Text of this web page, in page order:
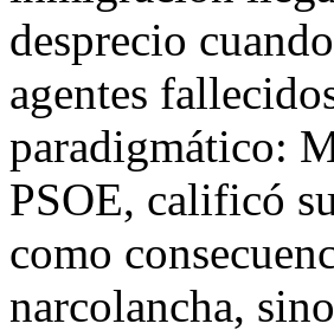
desprecio
agentes
paradigmático:
PSOE, calificó
como
narcolancha,